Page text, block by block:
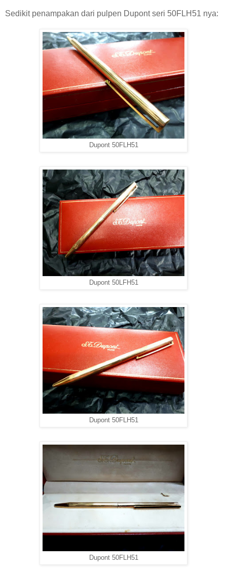
Sedikit penampakan dari pulpen Dupont seri 50FLH51 nya:
Dupont 50FLH51
Dupont 50LFH51
Dupont 50FLH51
Dupont 50FLH51